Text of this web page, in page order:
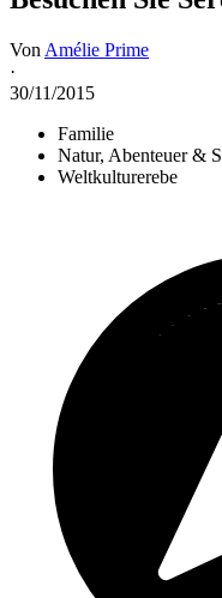
Von Amélie Prime
·
30/11/2015
Familie
Natur, Abenteuer &
Weltkulturerebe